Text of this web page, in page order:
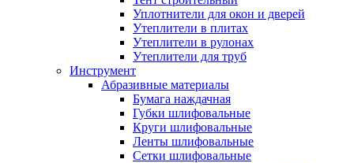
Уплотнители для окон и дверей
Утеплители в плитах
Утеплители в рулонах
Утеплители для труб
Инструмент
Абразивные материалы
Бумага наждачная
Губки шлифовальные
Круги шлифовальные
Ленты шлифовальные
Сетки шлифовальные